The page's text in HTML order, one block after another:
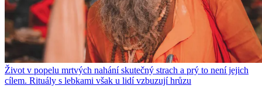
Život v popelu mrtvých nahání skutečný strach a prý to není jejich
cílem. Rituály s lebkami však u lidí vzbuzují hrůzu